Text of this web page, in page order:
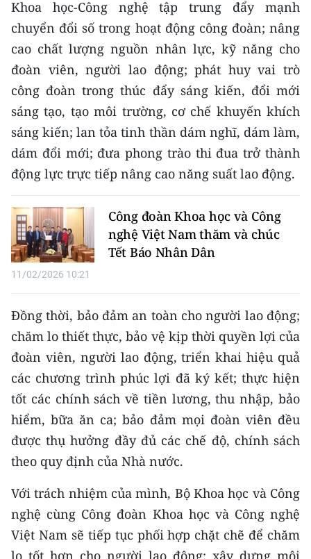
FRANÇAIS
РУССКИЙ
ESPAÑOL
한국어
Khoa học-Công nghệ tập trung đẩy mạnh
chuyển đổi số trong hoạt động công đoàn; nâng
cao chất lượng nguồn nhân lực, kỹ năng cho
đoàn viên, người lao động; phát huy vai trò
công đoàn trong thúc đẩy sáng kiến, đổi mới
sáng tạo, tạo môi trường, cơ chế khuyến khích
sáng kiến; lan tỏa tinh thần dám nghĩ, dám làm,
dám đổi mới; đưa phong trào thi đua trở thành
động lực trực tiếp nâng cao năng suất lao động.
Công đoàn Khoa học và Công
nghệ Việt Nam thăm và chúc
Tết Báo Nhân Dân
11/02/2026 10:21
Đồng thời, bảo đảm an toàn cho người lao động;
chăm lo thiết thực, bảo vệ kịp thời quyền lợi của
đoàn viên, người lao động, triển khai hiệu quả
các chương trình phúc lợi đã ký kết; thực hiện
tốt các chính sách về tiền lương, thu nhập, bảo
hiểm, bữa ăn ca; bảo đảm mọi đoàn viên đều
được thụ hưởng đầy đủ các chế độ, chính sách
theo quy định của Nhà nước.
Với trách nhiệm của mình, Bộ Khoa học và Công
nghệ cùng Công đoàn Khoa học và Công nghệ
Việt Nam sẽ tiếp tục phối hợp chặt chẽ để chăm
lo tốt hơn cho người lao động; xây dựng môi